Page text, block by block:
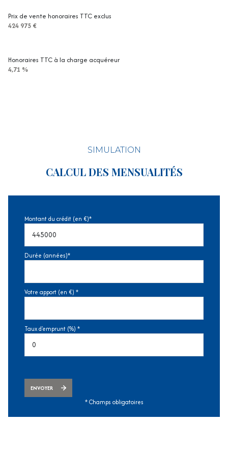
Prix de vente honoraires TTC exclus
424 975 €
Honoraires TTC à la charge acquéreur
4,71 %
SIMULATION
CALCUL DES MENSUALITÉS
Montant du crédit (en €)*
Durée (années)*
Votre apport (en €) *
Taux d'emprunt (%) *
ENVOYER
* Champs obligatoires